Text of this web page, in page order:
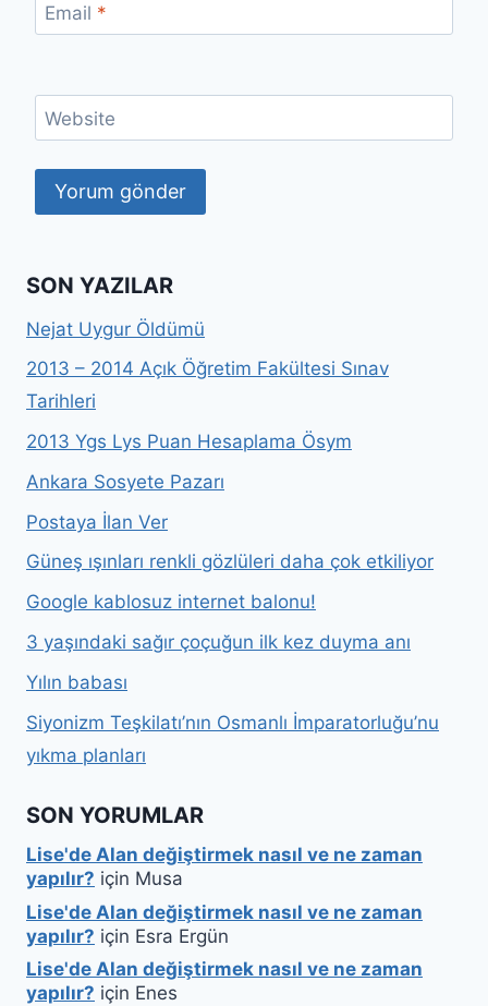
Email *
Website
SON YAZILAR
Nejat Uygur Öldümü
2013 – 2014 Açık Öğretim Fakültesi Sınav
Tarihleri
2013 Ygs Lys Puan Hesaplama Ösym
Ankara Sosyete Pazarı
Postaya İlan Ver
Güneş ışınları renkli gözlüleri daha çok etkiliyor
Google kablosuz internet balonu!
3 yaşındaki sağır çoçuğun ilk kez duyma anı
Yılın babası
Siyonizm Teşkilatı’nın Osmanlı İmparatorluğu’nu
yıkma planları
SON YORUMLAR
Lise'de Alan değiştirmek nasıl ve ne zaman
yapılır? için Musa
Lise'de Alan değiştirmek nasıl ve ne zaman
yapılır? için Esra Ergün
Lise'de Alan değiştirmek nasıl ve ne zaman
yapılır? için Enes